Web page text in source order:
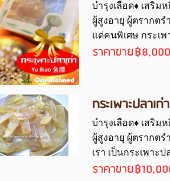
บำรุงเลือด♦ เสริม
ผู้สูงอายุ ผู้ตรากต
แด่คนพิเศษ กระเพ
ราคาขาย฿8,000
กระเพาะปลาเ
บำรุงเลือด♦ เสริม
ผู้สูงอายุ ผู้ตรากตร
เรา เป็นกระเพาะป
ราคาขาย฿